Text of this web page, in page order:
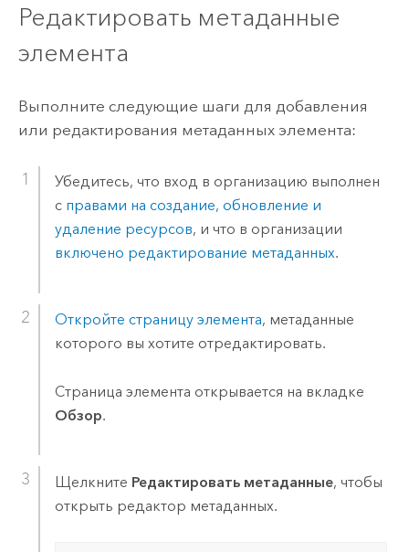
Редактировать метаданные
элемента
Выполните следующие шаги для добавления
или редактирования метаданных элемента:
Убедитесь, что вход в организацию выполнен
с правами на создание, обновление и
удаление ресурсов, и что в организации
включено редактирование метаданных.
Откройте страницу элемента, метаданные
которого вы хотите отредактировать.
Страница элемента открывается на вкладке
Обзор.
Щелкните Редактировать метаданные, чтобы
открыть редактор метаданных.